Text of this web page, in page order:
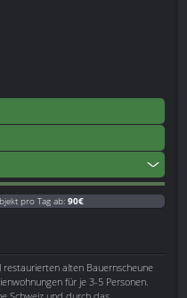
pro Tag ab: 90€
alten Bauernscheune
für je 3-5 Personen.